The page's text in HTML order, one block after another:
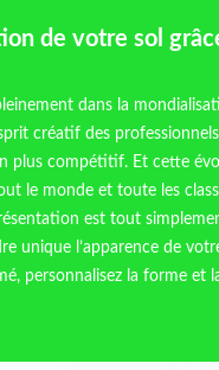
de votre sol
dans la
créatif des
plus compétitif. Et cette
le monde et toute les
est tout
unique l’apparence de
personnalisez la forme et